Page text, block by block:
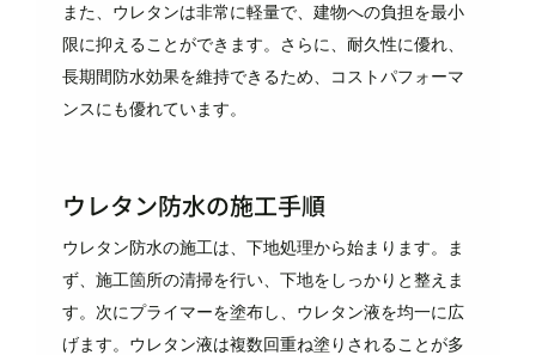
また、ウレタンは非常に軽量で、建物への負担を最小
限に抑えることができます。さらに、耐久性に優れ、
長期間防水効果を維持できるため、コストパフォーマ
ンスにも優れています。
ウレタン防水の施工手順
ウレタン防水の施工は、下地処理から始まります。ま
ず、施工箇所の清掃を行い、下地をしっかりと整えま
す。次にプライマーを塗布し、ウレタン液を均一に広
げます。ウレタン液は複数回重ね塗りされることが多